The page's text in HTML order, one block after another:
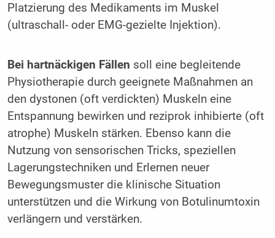
Platzierung des Medikaments im Muskel
(ultraschall- oder EMG-gezielte Injektion).
Bei hartnäckigen Fällen soll eine begleitende
Physiotherapie durch geeignete Maßnahmen an
den dystonen (oft verdickten) Muskeln eine
Entspannung bewirken und reziprok inhibierte (oft
atrophe) Muskeln stärken. Ebenso kann die
Nutzung von sensorischen Tricks, speziellen
Lagerungstechniken und Erlernen neuer
Bewegungsmuster die klinische Situation
unterstützen und die Wirkung von Botulinumtoxin
verlängern und verstärken.